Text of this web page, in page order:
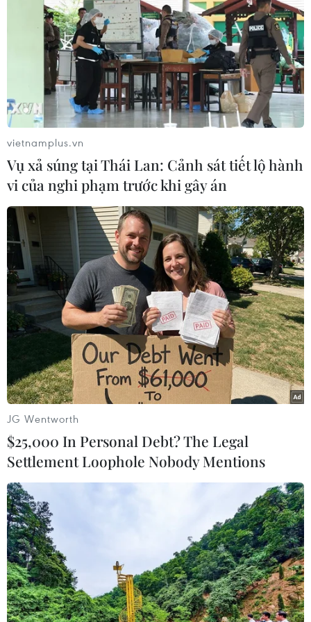
Bầu cử Guinea: Tòa án Hiến pháp tuyên
bố ông Alpha Conde tái đắc cử
07/11/2020 14:02
Trước đó, Ủy ban Bầu cử quốc gia của Guinea cho biết
Tổng thống Conde, 82 tuổi, đã giành được 59,5% số
phiếu bầu, qua đó tái đắc cử ngay ở vòng bỏ phiếu
đầu tiên.
Thủ tướng Ethiopia thay ngoại trưởng và
vietnamplus.vn
Vụ xả súng tại Thái Lan: Cảnh sát tiết lộ hành
vi của nghi phạm trước khi gây án
JG Wentworth
$25,000 In Personal Debt? The Legal
Settlement Loophole Nobody Mentions